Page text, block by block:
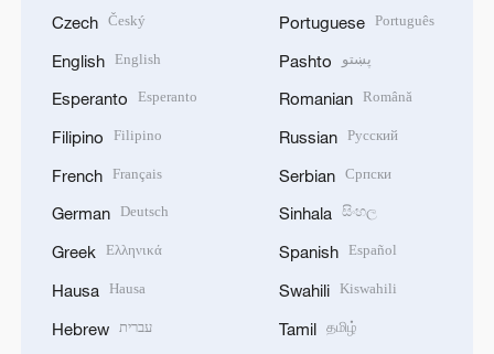
Czech Český
English English
Esperanto Esperanto
Filipino Filipino
French Français
German Deutsch
Greek Ελληνικά
Hausa Hausa
Hebrew עברית
Portuguese Português
Pashto پښتو
Romanian Română
Russian Русский
Serbian Српски
Sinhala සිංහල
Spanish Español
Swahili Kiswahili
Tamil தமிழ்